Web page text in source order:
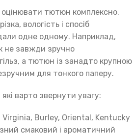
тютюн комплексно.
вологість і спосіб
одне одному. Наприклад,
не завжди зручно
а тютюн із занадто крупною
для тонкого паперу.
варто звернути увагу:
Virginia, Burley, Oriental, Kentucky
смаковий і ароматичний